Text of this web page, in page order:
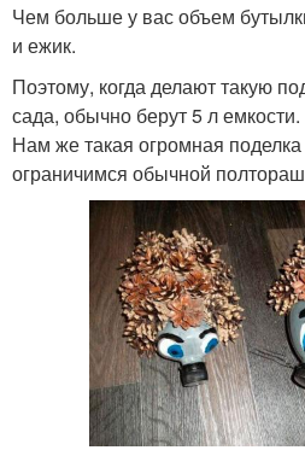
Чем больше у вас объем
и ежик.
Поэтому, когда делают такую
сада, обычно берут 5 л емкости.
Нам же такая огромная
ограничимся обычной